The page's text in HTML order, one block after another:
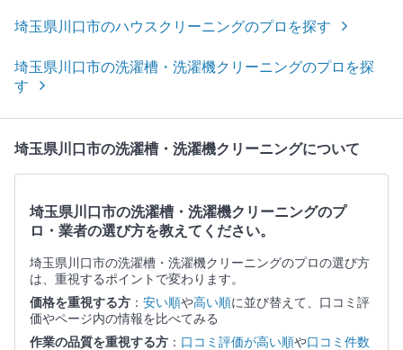
埼玉県川口市のハウスクリーニングのプロを探す
埼玉県川口市の洗濯槽・洗濯機クリーニングのプロを探
す
埼玉県川口市の洗濯槽・洗濯機クリーニングについて
埼玉県川口市の洗濯槽・洗濯機クリーニングのプ
ロ・業者の選び方を教えてください。
埼玉県川口市の洗濯槽・洗濯機クリーニングのプロの選び方
は、重視するポイントで変わります。
価格を重視する方 ： 安い順や高い順に並び替えて、口コミ評
価やページ内の情報を比べてみる
作業の品質を重視する方 ： 口コミ評価が高い順や口コミ件数